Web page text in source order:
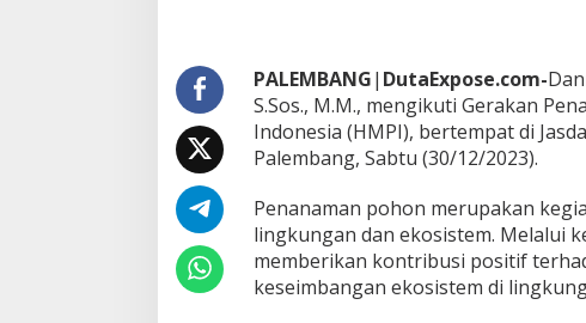
u
t
i
G
a
k
a
n
PALEMBANG| DutaExpose.com-
S.Sos., M.M., mengikuti Gerakan
Indonesia (HMPI), bertempat di
Palembang, Sabtu (30/12/2023).
Penanaman pohon merupakan
lingkungan dan ekosistem. Melalui
memberikan kontribusi positif
keseimbangan ekosistem di